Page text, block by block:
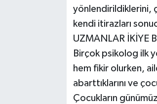
yönlendirildiklerini,
kendi itirazları
UZMANLAR İKİYE
Birçok psikolog ilk
hem fikir olurken,
abarttıklarını ve
Çocukların